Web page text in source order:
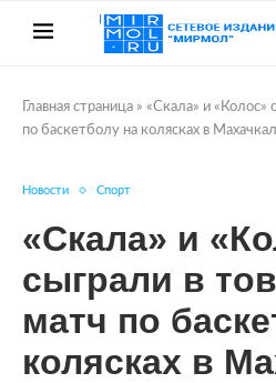
Главная страница » «Скала» и «Колос»
по баскетболу на колясках в
Новости Спорт
«Скала» и
сыграли в
матч по
колясках в